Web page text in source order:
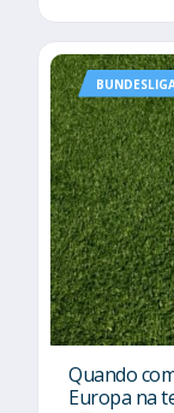
Quando
Europa na